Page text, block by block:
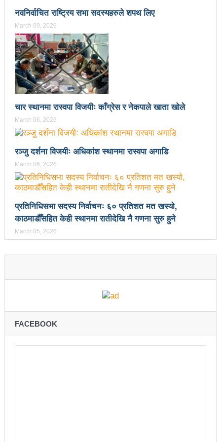
उपनिर्वाचन २०८१: एमालेभन्दा माओवादी प्रभावशाली
ककनी २ मा माओवादी विजयी
ककनी २ मा खस्यो ६८ प्रतिशतभन्दा बढी मत: गणना आजै हुने
उपचुनाव सकियो: ६२ प्रतिशतभन्दा बढी मत खसेको अनुमान
पालिका उपचुनाव: ४१ पदका लागि मतदान शुरु
भरतपुुरमा सार्वजनिक सुनुवाई, गुनासो नआउने गरी काम गर्न
मेयर दाहालको निर्देशन
उपनिर्वाचन सुशासनका पक्षमा र भ्रष्टाचारका विरुद्ध मत जाहेर
गर्ने महत्वपूर्ण अवसर: प्रचण्ड
सुरु भयो चौथो सुनवल महोत्सव: उद्योगमैत्री वातावरण बनाउन
लागि पर्ने मन्त्री कलवारको भनाइ
चितवनको माडीमा सम्पन्न मैयादेवि महिला क्रिकेट सिरिजको
उपाधि नवलपरासीलाई
प्रमुख प्रशासकीय अधिकृतको सरुवा रोक्न पालिका
अध्यक्षसहित कर्मचारीको आन्दोलन
नवनिर्वाचित राष्ट्रिय सभा सदस्यहरुले शपथ लिए
March 09, 2026
चार स्थानमा रास्वपा विजयीः काँग्रेस र नेकपाले खाता खोले
March 06, 2026
रञ्जु दर्शना विजयीः अधिकांश स्थानमा रास्वपा अगाडि
March 06, 2026
प्रतिनिधिसभा सदस्य निर्वाचनः ६० प्रतिशत मत खस्यो,
काठमाडौँसहित केही स्थानमा रातीदेखि नै गणना सुरु हुने
March 05, 2026
FACEBOOK